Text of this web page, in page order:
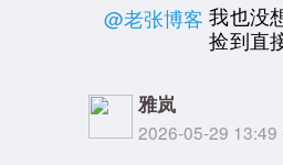
@老张博客 我也没
捡到直
雅岚
2026-05-29 13:49